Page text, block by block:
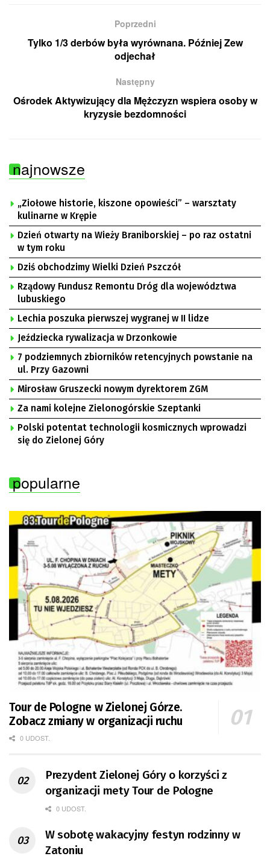
Poprzedni
Tylko 1/3 derbów była wyrównana. Później Zew
odjechał
Następny
Ośrodek Aktywizujący dla Mężczyzn wspiera osoby w
kryzysie bezdomności
najnowsze
„Ziołowe historie, kiszone opowieści” – warsztaty
kulinarne w Krępie
Dzień otwarty na Wieży Braniborskiej – po raz ostatni
w tym roku
Dziś obchodzimy Wielki Dzień Pszczół
Rządowy Fundusz Remontu Dróg dla województwa
lubuskiego
Lechia poszuka pierwszej wygranej w II lidze
Jeździecka rywalizacja w Drzonkowie
7 podziemnych zbiorników retencyjnych powstanie na
ul. Przy Gazowni
Mirosław Gruszecki nowym dyrektorem ZGM
Za nami kolejne Zielonogórskie Szeptanki
Polski potentat technologii kosmicznych wprowadzi
się do Zielonej Góry
popularne
Tour de Pologne w Zielonej Górze.
Zobacz zmiany w organizacji ruchu
0 UDOST.
Prezydent Zielonej Góry o korzyści z
organizacji mety Tour de Pologne
0 UDOST.
W sobotę wakacyjny festyn rodzinny w
Zatoniu